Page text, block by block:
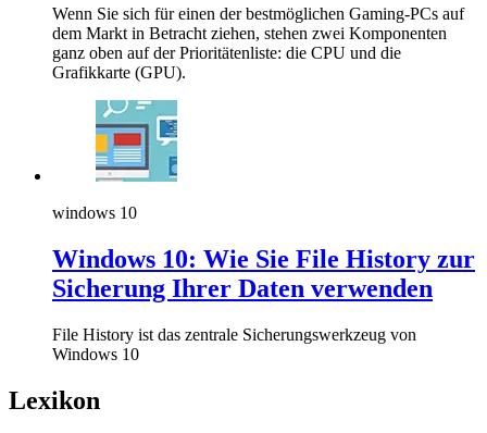
Wenn Sie sich für einen der bestmöglichen Gaming-PCs auf
dem Markt in Betracht ziehen, stehen zwei Komponenten
ganz oben auf der Prioritätenliste: die CPU und die
Grafikkarte (GPU).
windows 10
Windows 10: Wie Sie File History zur
Sicherung Ihrer Daten verwenden
File History ist das zentrale Sicherungswerkzeug von
Windows 10
Lexikon